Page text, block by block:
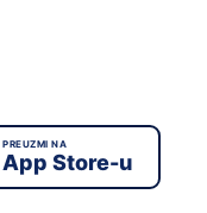
PREUZMI NA
App Store-u